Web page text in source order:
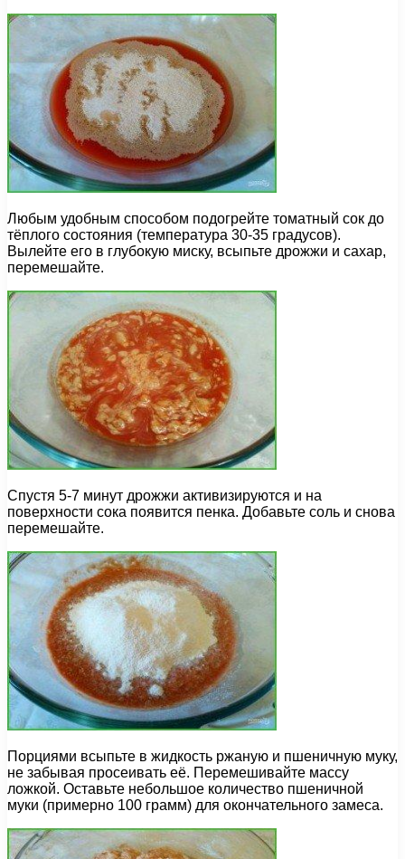
Любым удобным способом подогрейте томатный сок до
тёплого состояния (температура 30-35 градусов).
Вылейте его в глубокую миску, всыпьте дрожжи и сахар,
перемешайте.
Спустя 5-7 минут дрожжи активизируются и на
поверхности сока появится пенка. Добавьте соль и снова
перемешайте.
Порциями всыпьте в жидкость ржаную и пшеничную муку,
не забывая просеивать её. Перемешивайте массу
ложкой. Оставьте небольшое количество пшеничной
муки (примерно 100 грамм) для окончательного замеса.